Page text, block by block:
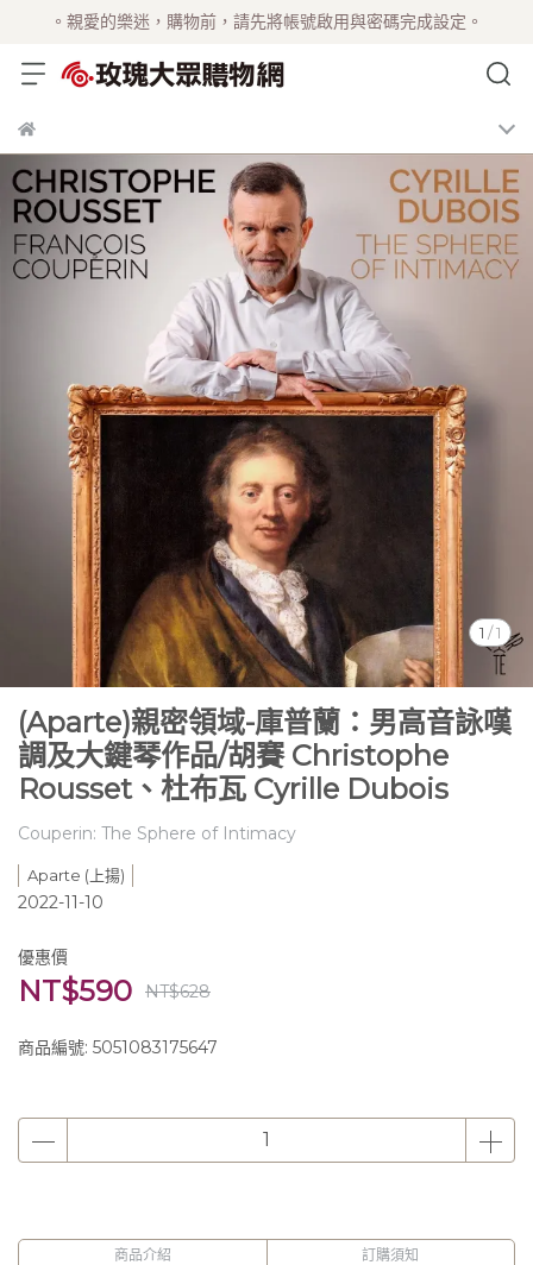
。親愛的樂迷，購物前，請先將帳號啟用與密碼完成設定。
1 /1
(Aparte)親密領域-庫普蘭：男高音詠嘆
調及大鍵琴作品/胡賽 Christophe
Rousset、杜布瓦 Cyrille Dubois
Couperin: The Sphere of Intimacy
Aparte (上揚)
2022-11-10
優惠價
NT$590 NT$628
商品編號: 5051083175647
商品介紹 訂購須知